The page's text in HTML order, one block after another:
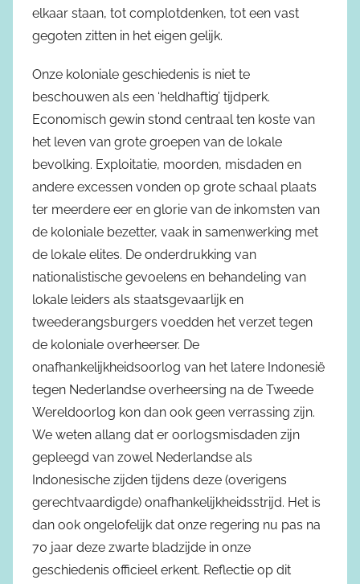
elkaar staan, tot complotdenken, tot een vast
gegoten zitten in het eigen gelijk.
Onze koloniale geschiedenis is niet te
beschouwen als een ‘heldhaftig’ tijdperk.
Economisch gewin stond centraal ten koste van
het leven van grote groepen van de lokale
bevolking. Exploitatie, moorden, misdaden en
andere excessen vonden op grote schaal plaats
ter meerdere eer en glorie van de inkomsten van
de koloniale bezetter, vaak in samenwerking met
de lokale elites. De onderdrukking van
nationalistische gevoelens en behandeling van
lokale leiders als staatsgevaarlijk en
tweederangsburgers voedden het verzet tegen
de koloniale overheerser. De
onafhankelijkheidsoorlog van het latere Indonesië
tegen Nederlandse overheersing na de Tweede
Wereldoorlog kon dan ook geen verrassing zijn.
We weten allang dat er oorlogsmisdaden zijn
gepleegd van zowel Nederlandse als
Indonesische zijden tijdens deze (overigens
gerechtvaardigde) onafhankelijkheidsstrijd. Het is
dan ook ongelofelijk dat onze regering nu pas na
70 jaar deze zwarte bladzijde in onze
geschiedenis officieel erkent. Reflectie op dit